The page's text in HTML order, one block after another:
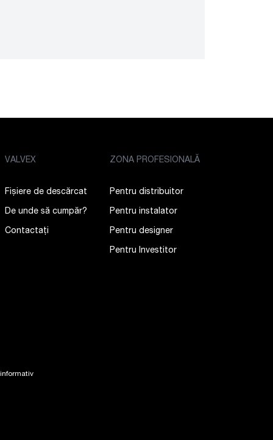
VALVEX
Fișiere de descărcat
De unde să cumpăr?
Contactaţi
ZONA PROFESIONALĂ
Pentru distribuitor
Pentru instalator
Pentru designer
Pentru Investitor